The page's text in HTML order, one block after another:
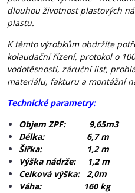
dlouhou životnost plastových
plastu.
K těmto výrobkům obdržíte
kolaudační řízení, protokol o
vodotěsnosti, záruční list,
materiálu, fakturu a montážní
Technické parametry:
Objem ZPF: 9,65m3
Délka: 6,7 m
Šířka: 1,2 m
Výška nádrže: 1,2 m
Celková výška: 2,0m
Váha: 160 kg